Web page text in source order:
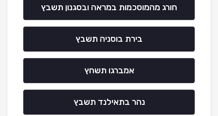
חורג מהמוסכמות במראה ובסגנון תשבץ
בירת בוסניה תשבץ
אמברגו תשחץ
נהר בתאילנד תשבץ